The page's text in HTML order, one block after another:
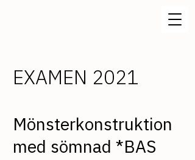
EXAMEN 2021
Mönsterkonstruktion
med sömnad *BAS